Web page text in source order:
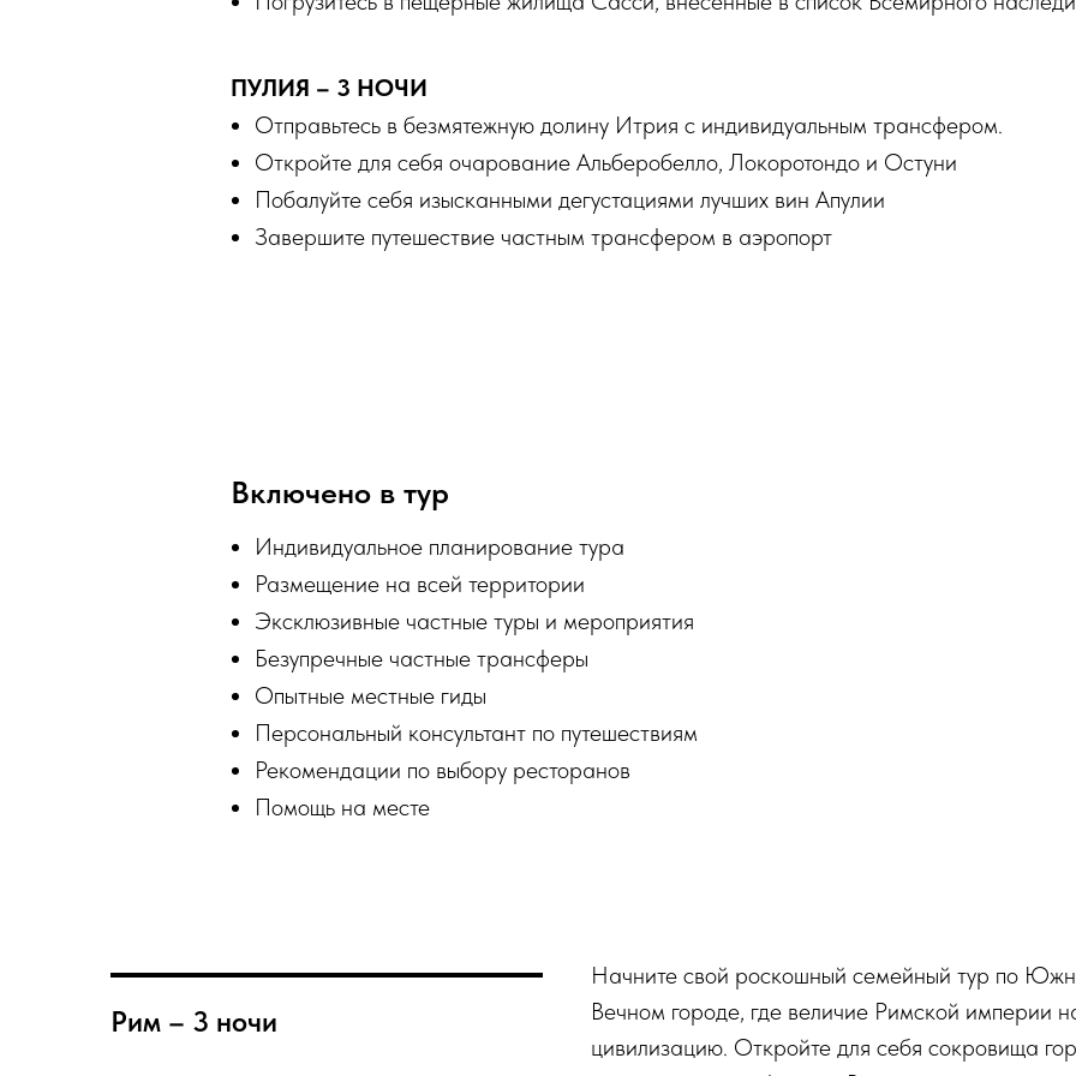
ПУЛИЯ – 3 НОЧИ
Отправьтесь в безмятежную долину Итрия с индивидуальным трансфером.
Откройте для себя очарование Альберобелло, Локоротондо и Остуни
Побалуйте себя изысканными дегустациями лучших вин Апулии
Завершите путешествие частным трансфером в аэропорт
Включено в тур
Индивидуальное планирование тура
Размещение на всей территории
Эксклюзивные частные туры и мероприятия
Безупречные частные трансферы
Опытные местные гиды
Персональный консультант по путешествиям
Рекомендации по выбору ресторанов
Помощь на месте
Рим – 3 ночи
Начните свой роскошный семейный тур по
Вечном городе, где величие Римской империи
цивилизацию. Откройте для себя сокровища